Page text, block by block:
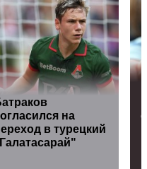
на
в турецкий